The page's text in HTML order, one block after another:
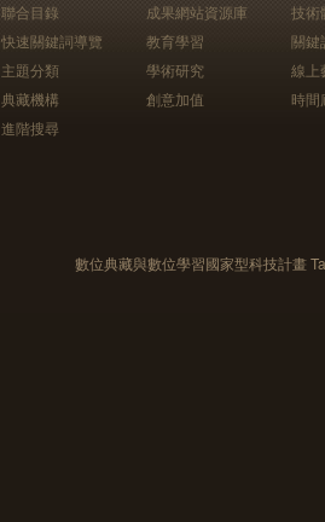
聯合目錄
快速關鍵詞導覽
主題分類
典藏機構
進階搜尋
成果網站資源庫
教育學習
學術研究
創意加值
技術
關鍵
線上
時間
數位典藏與數位學習國家型科技計畫